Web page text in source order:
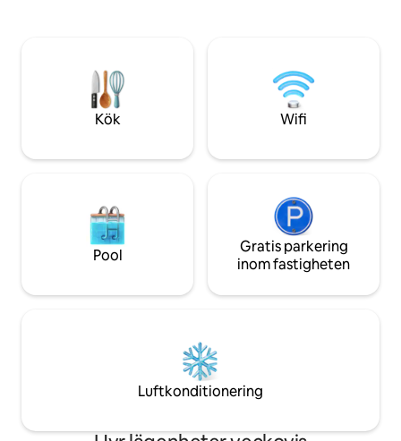
på plats. Ett urbant spa för kropp och
själ, integrerat med naturen och
behagligt för de 5 sinnena. Dörrvakt
botaniska
bilresa till
Ipanema
Kök Wifi
Pool
Gratis parkering
inom fastigheten
Luftkonditionering